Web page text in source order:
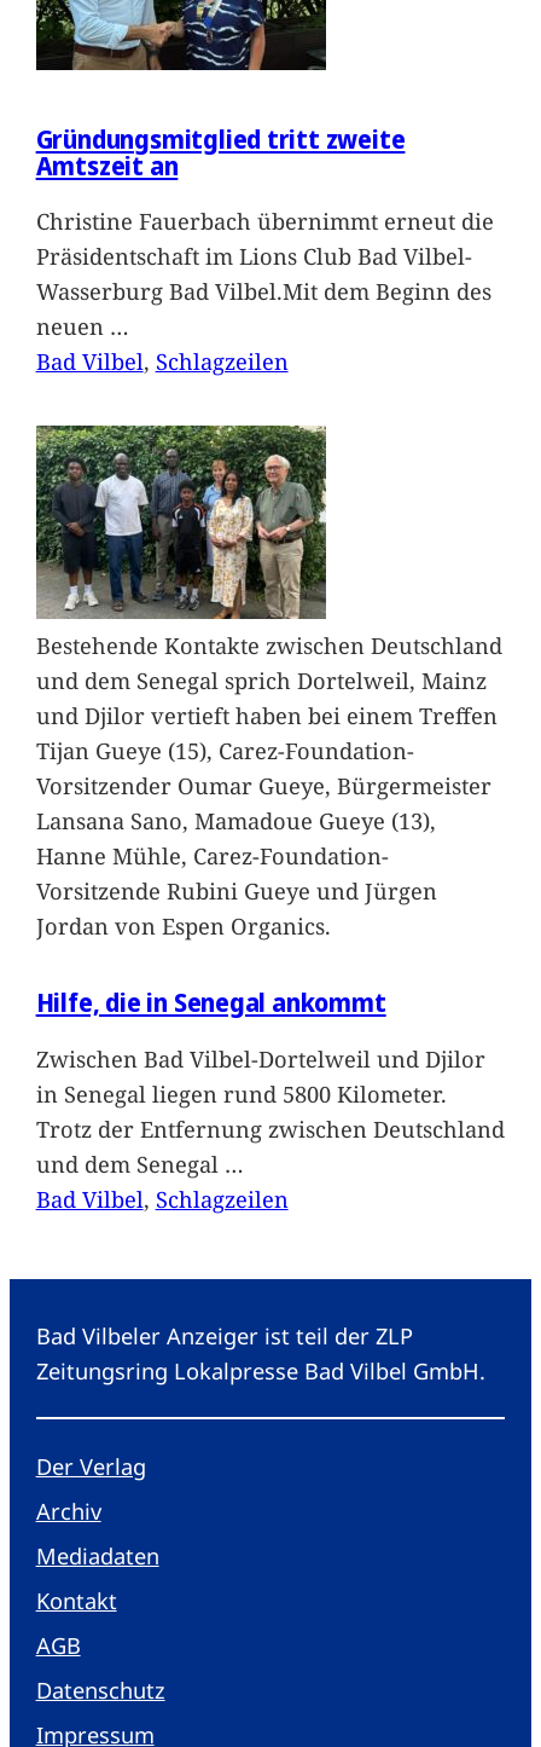
Gründungsmitglied tritt zweite
Amtszeit an
Christine Fauerbach übernimmt erneut die
Präsidentschaft im Lions Club Bad Vilbel-
Wasserburg Bad Vilbel.Mit dem Beginn des
neuen …
Bad Vilbel, Schlagzeilen
Bestehende Kontakte zwischen Deutschland
und dem Senegal sprich Dortelweil, Mainz
und Djilor vertieft haben bei einem Treffen
Tijan Gueye (15), Carez-Foundation-
Vorsitzender Oumar Gueye, Bürgermeister
Lansana Sano, Mamadoue Gueye (13),
Hanne Mühle, Carez-Foundation-
Vorsitzende Rubini Gueye und Jürgen
Jordan von Espen Organics.
Hilfe, die in Senegal ankommt
Zwischen Bad Vilbel-Dortelweil und Djilor
in Senegal liegen rund 5800 Kilometer.
Trotz der Entfernung zwischen Deutschland
und dem Senegal …
Bad Vilbel, Schlagzeilen
Bad Vilbeler Anzeiger ist teil der ZLP
Zeitungsring Lokalpresse Bad Vilbel GmbH.
Der Verlag
Archiv
Mediadaten
Kontakt
AGB
Datenschutz
Impressum